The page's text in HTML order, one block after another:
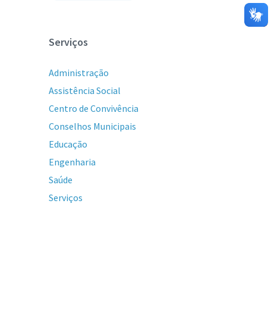
Serviços
Administração
Assistência Social
Centro de Convivência
Conselhos Municipais
Educação
Engenharia
Saúde
Serviços